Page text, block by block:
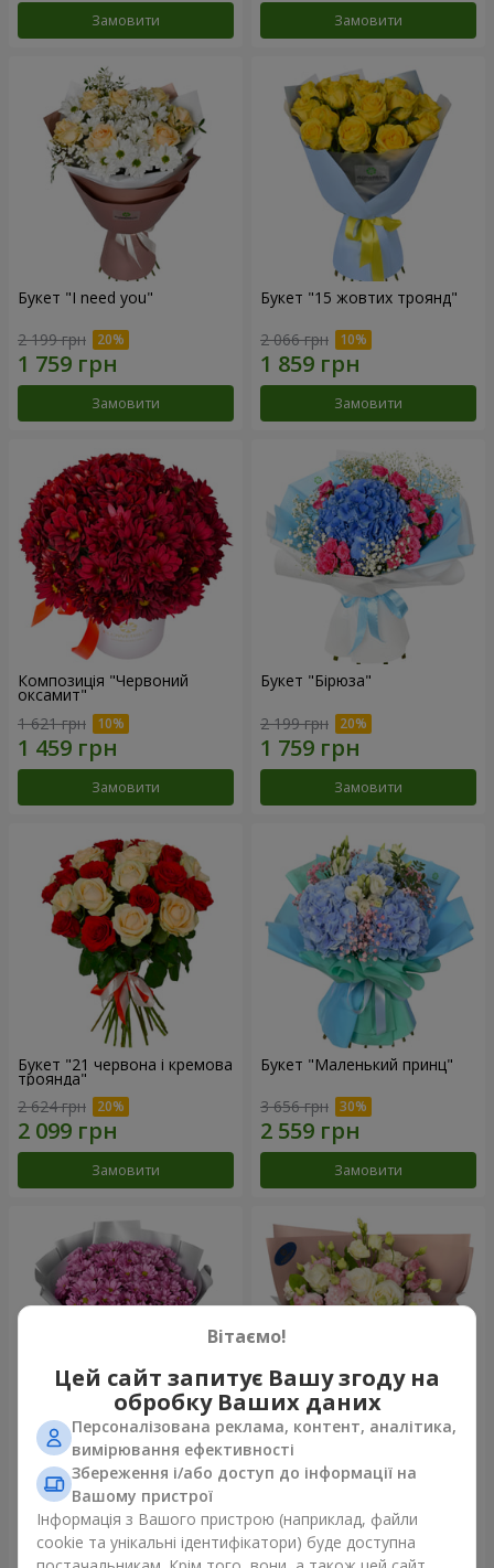
Замовити Замовити
Букет "I need you"
2 199 грн
Замовити
Букет "15 жовтих троянд"
2 066 грн
Замовити
Композиція "Червоний
оксамит"
1 621 грн
Замовити
Букет "Бірюза"
2 199 грн
Замовити
Букет "21 червона і кремова
троянда"
2 624 грн
Замовити
Букет "Маленький принц"
3 656 грн
Замовити
Букет "Твої хризантеми"
1 834 грн
Замовити
Букет "Пана Кота"
Замовити
Вітаємо!
Цей сайт запитує Вашу згоду на
обробку Ваших даних
Персоналізована реклама, контент, аналітика,
вимірювання ефективності
Збереження і/або доступ до інформації на
Вашому пристрої
Інформація з Вашого пристрою (наприклад, файли
cookie та унікальні ідентифікатори) буде доступна